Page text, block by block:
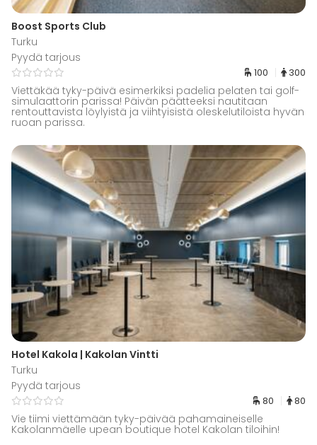
Boost Sports Club
Turku
Pyydä tarjous
100 300
Viettäkää tyky-päivä esimerkiksi padelia pelaten tai golf-
simulaattorin parissa! Päivän päätteeksi nautitaan
rentouttavista löylyistä ja viihtyisistä oleskelutiloista hyvän
ruoan parissa.
Hotel Kakola | Kakolan Vintti
Turku
Pyydä tarjous
80 80
Vie tiimi viettämään tyky-päivää pahamaineiselle
Kakolanmäelle upean boutique hotel Kakolan tiloihin!